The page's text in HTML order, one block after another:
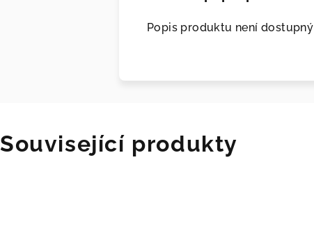
Popis produktu není dostupný
Související produkty